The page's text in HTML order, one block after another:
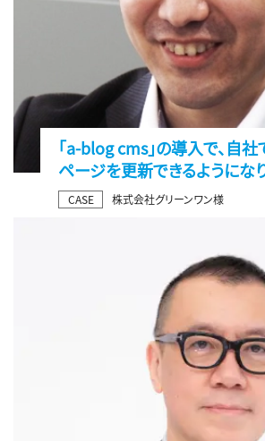
「a-blog cms」の導入で、自
ページを更新できるようにな
CASE 株式会社グリーンワン様